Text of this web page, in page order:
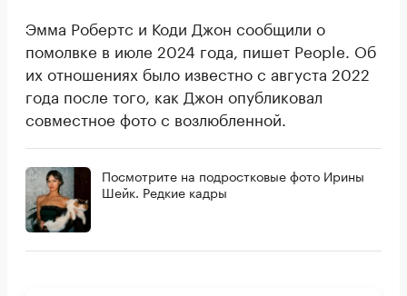
Эмма Робертс и Коди Джон сообщили о
помолвке в июле 2024 года, пишет People. Об
их отношениях было известно с августа 2022
года после того, как Джон опубликовал
совместное фото с возлюбленной.
Посмотрите на подростковые фото Ирины
Шейк. Редкие кадры